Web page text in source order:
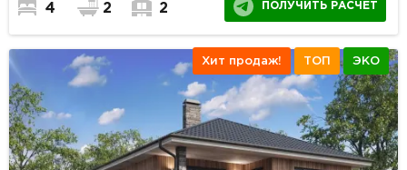
4 2 2 ПОЛУЧИТЬ РАСЧЕТ
Хит продаж! ТОП ЭКО